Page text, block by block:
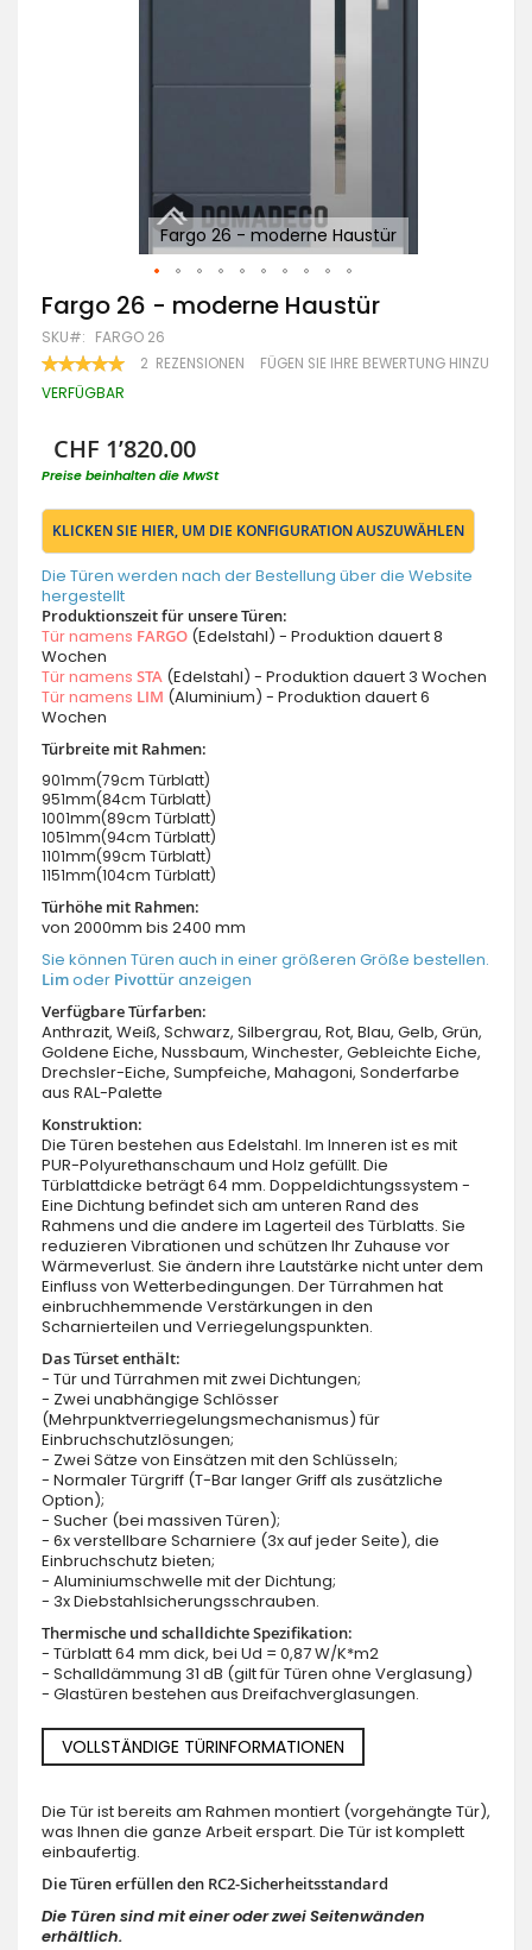
Fargo 26 - moderne Haustür
Zum
Anfang
der
Bildgalerie
springen
Fargo 26 - moderne Haustür
SKU FARGO 26
BEWERTUNG:
100
2 REZENSIONEN FÜGEN SIE IHRE BEWERTUNG HINZU
VERFÜGBAR
CHF 1’820.00
Preise beinhalten die MwSt
KLICKEN SIE HIER, UM DIE KONFIGURATION AUSZUWÄHLEN
Die Türen werden nach der Bestellung über die Website
hergestellt
Produktionszeit für unsere Türen:
Tür namens FARGO (Edelstahl) - Produktion dauert 8
Wochen
Tür namens STA (Edelstahl) - Produktion dauert 3 Wochen
Tür namens LIM (Aluminium) - Produktion dauert 6
Wochen
Türbreite mit Rahmen:
901mm(79cm Türblatt)
951mm(84cm Türblatt)
1001mm(89cm Türblatt)
1051mm(94cm Türblatt)
1101mm(99cm Türblatt)
1151mm(104cm Türblatt)
Türhöhe mit Rahmen:
von 2000mm bis 2400 mm
Sie können Türen auch in einer größeren Größe bestellen.
Limoder Pivottüranzeigen
Verfügbare Türfarben:
Anthrazit, Weiß, Schwarz, Silbergrau, Rot, Blau, Gelb, Grün,
Goldene Eiche, Nussbaum, Winchester, Gebleichte Eiche,
Drechsler-Eiche, Sumpfeiche, Mahagoni, Sonderfarbe
aus RAL-Palette
Konstruktion:
Die Türen bestehen aus Edelstahl. Im Inneren ist es mit
PUR-Polyurethanschaum und Holz gefüllt. Die
Türblattdicke beträgt 64 mm. Doppeldichtungssystem -
Eine Dichtung befindet sich am unteren Rand des
Rahmens und die andere im Lagerteil des Türblatts. Sie
reduzieren Vibrationen und schützen Ihr Zuhause vor
Wärmeverlust. Sie ändern ihre Lautstärke nicht unter dem
Einfluss von Wetterbedingungen. Der Türrahmen hat
einbruchhemmende Verstärkungen in den
Scharnierteilen und Verriegelungspunkten.
Das Türset enthält:
- Tür und Türrahmen mit zwei Dichtungen;
- Zwei unabhängige Schlösser
(Mehrpunktverriegelungsmechanismus) für
Einbruchschutzlösungen;
- Zwei Sätze von Einsätzen mit den Schlüsseln;
- Normaler Türgriff (T-Bar langer Griff als zusätzliche
Option);
- Sucher (bei massiven Türen);
- 6x verstellbare Scharniere (3x auf jeder Seite), die
Einbruchschutz bieten;
- Aluminiumschwelle mit der Dichtung;
- 3x Diebstahlsicherungsschrauben.
Thermische und schalldichte Spezifikation:
- Türblatt 64 mm dick, bei Ud = 0,87 W/K*m2
- Schalldämmung 31 dB (gilt für Türen ohne Verglasung)
- Glastüren bestehen aus Dreifachverglasungen.
VOLLSTÄNDIGE TÜRINFORMATIONEN
Die Tür ist bereits am Rahmen montiert (vorgehängte Tür),
was Ihnen die ganze Arbeit erspart. Die Tür ist komplett
einbaufertig.
Die Türen erfüllen den RC2-Sicherheitsstandard
Die Türen sind mit einer oder zwei Seitenwänden
erhältlich.